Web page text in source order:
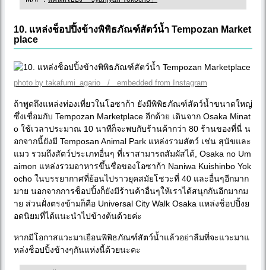
10. แหล่งช็อปปิ้งข้างพิพิธภัณฑ์สัตว์น้ำ Tempozan Market
place
photo by takafumi_agario / embedded from Instagram
ถ้าพูดถึงแหล่งท่องเที่ยวในโอซาก้า ยังมีพิพิธภัณฑ์สัตว์น้ำขนาดใหญ่
ซึ่งเชื่อมกับ Tempozan Marketplace อีกด้วย เดินจาก Osaka Minat
o ใช้เวลาประมาณ 10 นาทีก็จะพบกับร้านค้ากว่า 80 ร้านของที่นี่ น
อกจากนี้ยังมี Temposan Animal Park แหล่งรวมสัตว์ เช่น สุนัขและ
แมว รวมถึงสัตว์ประเภทอื่นๆ ที่เราสามารถสัมผัสได้, Osaka no Um
aimon แหล่งรวมอาหารขึ้นชื่อของโอซาก้า Naniwa Kuishinbo Yok
ocho ในบรรยากาศที่ย้อนไปราวยุคสมัยโชวะที่ 40 และอื่นๆอีกมาก
มาย นอกจากการช็อปปิ้งก็ยังมีร้านค้าอื่นๆให้เราได้สนุกกันอีกมากม
าย ส่วนฝั่งตรงข้ามก็คือ Universal City Walk Osaka แหล่งช็อปปิ้งย
อดนิยมที่ได้แนะนำไปข้างต้นด้วยค่ะ
หากมีโอกาสแวะมาเยือนพิพิธภัณฑ์สัตว์น้ำแล้วอย่าลืมที่จะแวะมาแ
หล่งช็อปปิ้งข้างๆกันแห่งนี้ด้วยนะคะ